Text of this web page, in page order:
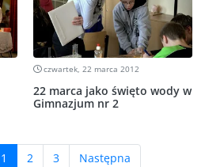
czwartek, 22 marca 2012
22 marca jako święto wody w
Gimnazjum nr 2
1 (current)
2 3 Następna